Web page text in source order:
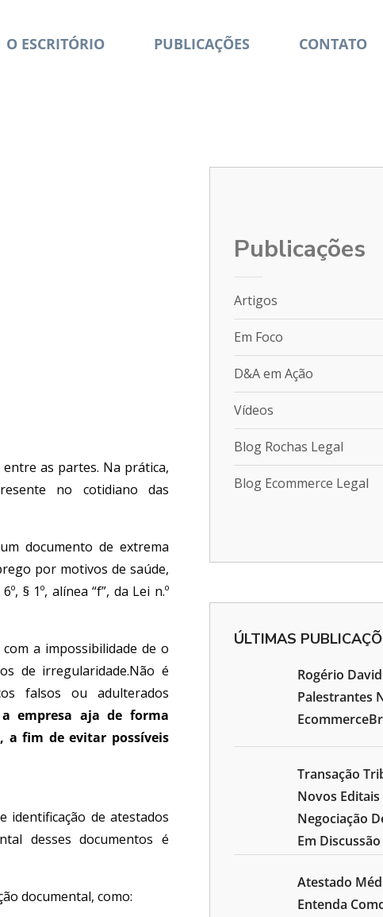
O ESCRITÓRIO PUBLICAÇÕES CONTATO
as partes. Na prática,
no cotidiano das
documento de extrema
por motivos de saúde,
§ 1º, alínea “f”, da Lei n.º
a impossibilidade de o
de irregularidade.Não é
falsos ou adulterados
empresa aja de forma
a fim de evitar possíveis
identificação de atestados
desses documentos é
documental, como:
Publicações
Artigos
Em Foco
D&A em Ação
Vídeos
Blog Rochas Legal
Blog Ecommerce Legal
ÚLTIMAS
Rogério
Palestrantes
Transação
Novos
Negociação
Em Discussão
Atestado
Entenda